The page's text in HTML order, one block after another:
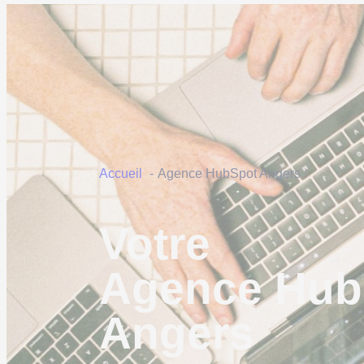
Accueil Agence HubSpot Angers
Votre
Agence
Angers